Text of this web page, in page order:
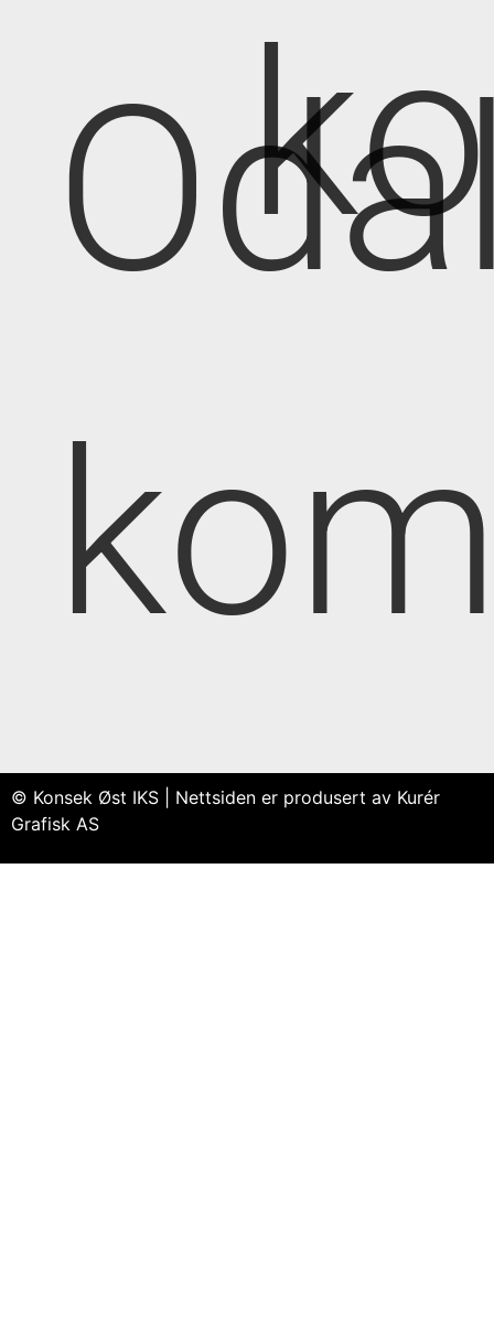
© Konsek Øst IKS | Nettsiden er produsert av Kurér
Grafisk AS